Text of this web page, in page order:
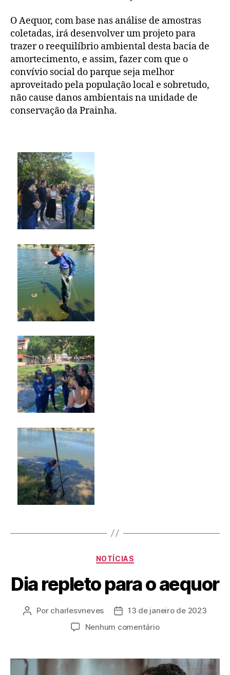
O Aequor, com base nas análise de amostras
coletadas, irá desenvolver um projeto para
trazer o reequilíbrio ambiental desta bacia de
amortecimento, e assim, fazer com que o
convívio social do parque seja melhor
aproveitado pela população local e sobretudo,
não cause danos ambientais na unidade de
conservação da Prainha.
NOTÍCIAS
Dia repleto para o aequor
Por charlesvneves
13 de janeiro de 2023
Nenhum comentário